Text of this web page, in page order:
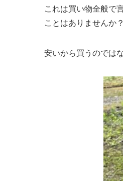
これは買い物全般で
ことはありませんか？
安いから買うのでは